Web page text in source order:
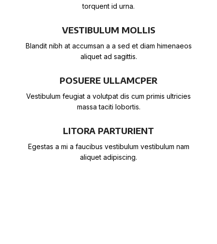
torquent id urna.
VESTIBULUM MOLLIS
Blandit nibh at accumsan a a sed et diam himenaeos
aliquet ad sagittis.
POSUERE ULLAMCPER
Vestibulum feugiat a volutpat dis cum primis ultricies
massa taciti lobortis.
LITORA PARTURIENT
Egestas a mi a faucibus vestibulum vestibulum nam
aliquet adipiscing.